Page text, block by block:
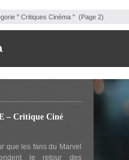
" Critiques Cinéma " (Page 2)
– Critique Ciné
que les fans du Marvel
le retour des